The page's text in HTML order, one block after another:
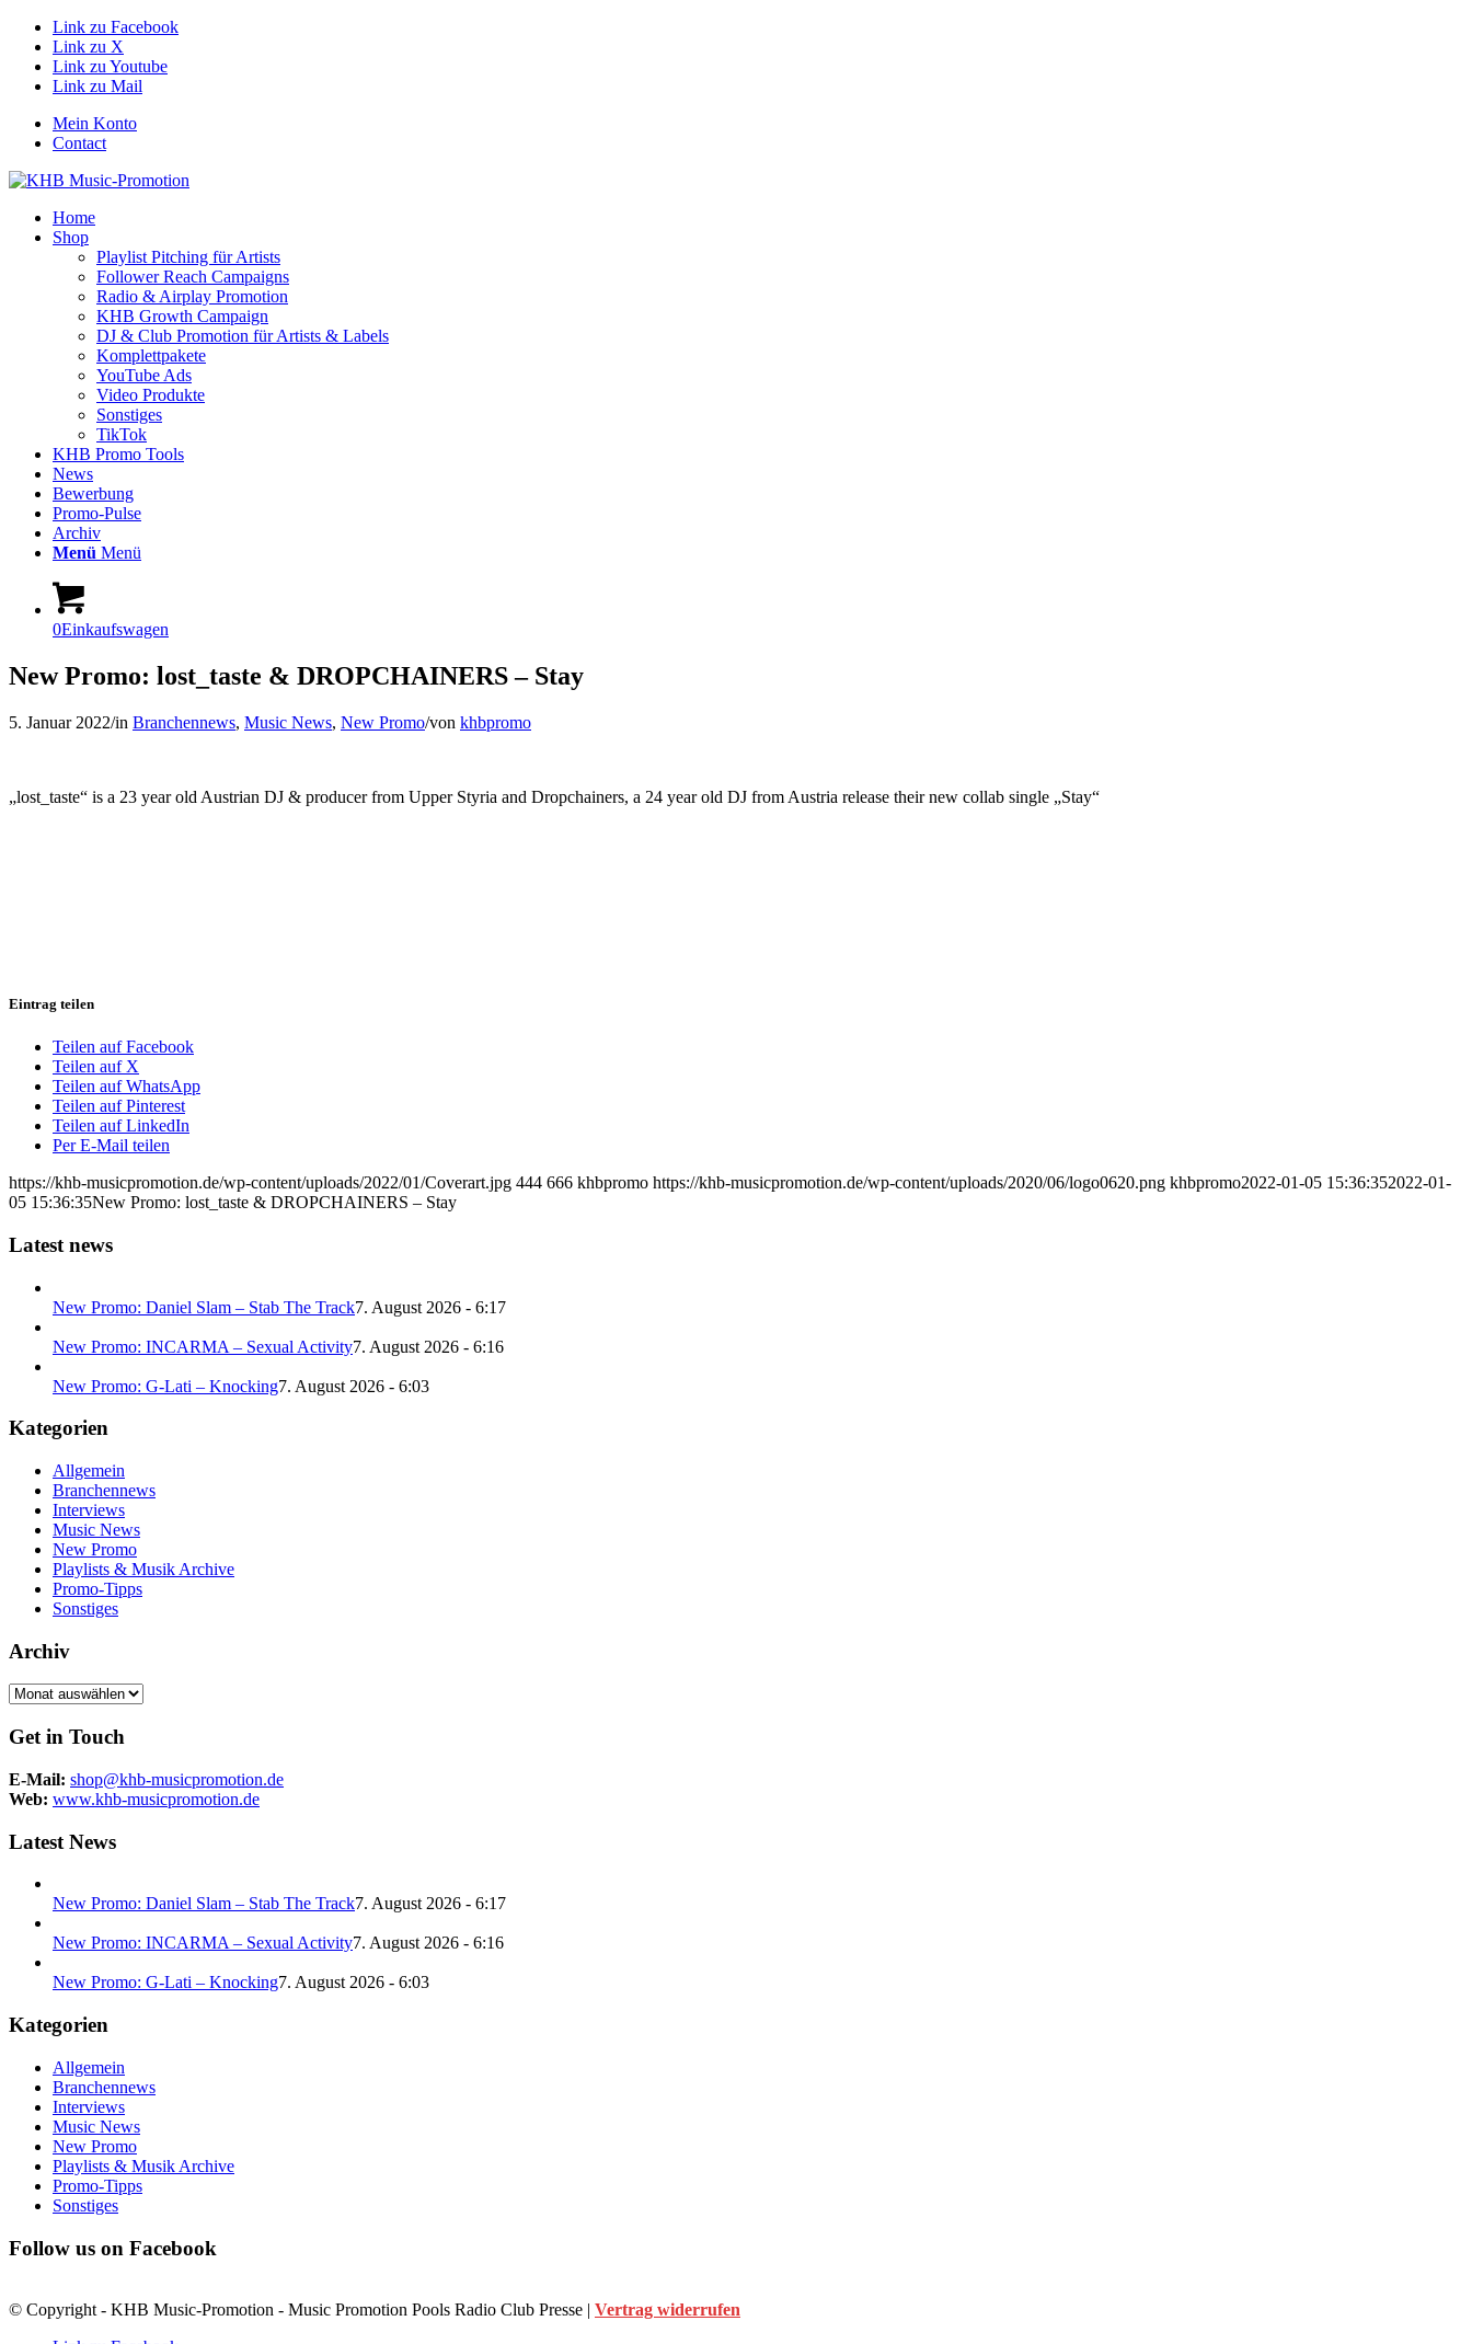
Link zu Facebook
Link zu X
Link zu Youtube
Link zu Mail
Mein Konto
Contact
Home
Shop
Playlist Pitching für Artists
Follower Reach Campaigns
Radio & Airplay Promotion
KHB Growth Campaign
DJ & Club Promotion für Artists & Labels
Komplettpakete
YouTube Ads
Video Produkte
Sonstiges
TikTok
KHB Promo Tools
News
Bewerbung
Promo-Pulse
Archiv
Menü Menü
0Einkaufswagen
New Promo: lost_taste & DROPCHAINERS – Stay
5. Januar 2022/in Branchennews, Music News, New Promo/von khbpromo
„lost_taste“ is a 23 year old Austrian DJ & producer from Upper Styria and Dropchainers, a 24 year old DJ from Austria release their new collab single „Stay“
Eintrag teilen
Teilen auf Facebook
Teilen auf X
Teilen auf WhatsApp
Teilen auf Pinterest
Teilen auf LinkedIn
Per E-Mail teilen
https://khb-musicpromotion.de/wp-content/uploads/2022/01/Coverart.jpg 444 666 khbpromo https://khb-musicpromotion.de/wp-content/uploads/2020/06/logo0620.png khbpromo2022-01-05 15:36:352022-01-
05 15:36:35New Promo: lost_taste & DROPCHAINERS – Stay
Latest news
New Promo: Daniel Slam – Stab The Track7. August 2026 - 6:17
New Promo: INCARMA – Sexual Activity7. August 2026 - 6:16
New Promo: G-Lati – Knocking7. August 2026 - 6:03
Kategorien
Allgemein
Branchennews
Interviews
Music News
New Promo
Playlists & Musik Archive
Promo-Tipps
Sonstiges
Archiv
Archiv
Get in Touch
E-Mail: shop@khb-musicpromotion.de
Web: www.khb-musicpromotion.de
Latest News
New Promo: Daniel Slam – Stab The Track7. August 2026 - 6:17
New Promo: INCARMA – Sexual Activity7. August 2026 - 6:16
New Promo: G-Lati – Knocking7. August 2026 - 6:03
Kategorien
Allgemein
Branchennews
Interviews
Music News
New Promo
Playlists & Musik Archive
Promo-Tipps
Sonstiges
Follow us on Facebook
© Copyright - KHB Music-Promotion - Music Promotion Pools Radio Club Presse | Vertrag widerrufen